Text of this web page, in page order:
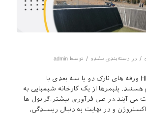
/ در دسته‌بندی نشده / توسط admin
ژئوممبران های HDPE ورقه های نازک دو یا سه بعدی با
پلیمرها از یک کارخانه شیمیایی به
آیند.در طی فرآوری بیشتر،گرانول ها
و در نهایت به دنبال ریسندگی،